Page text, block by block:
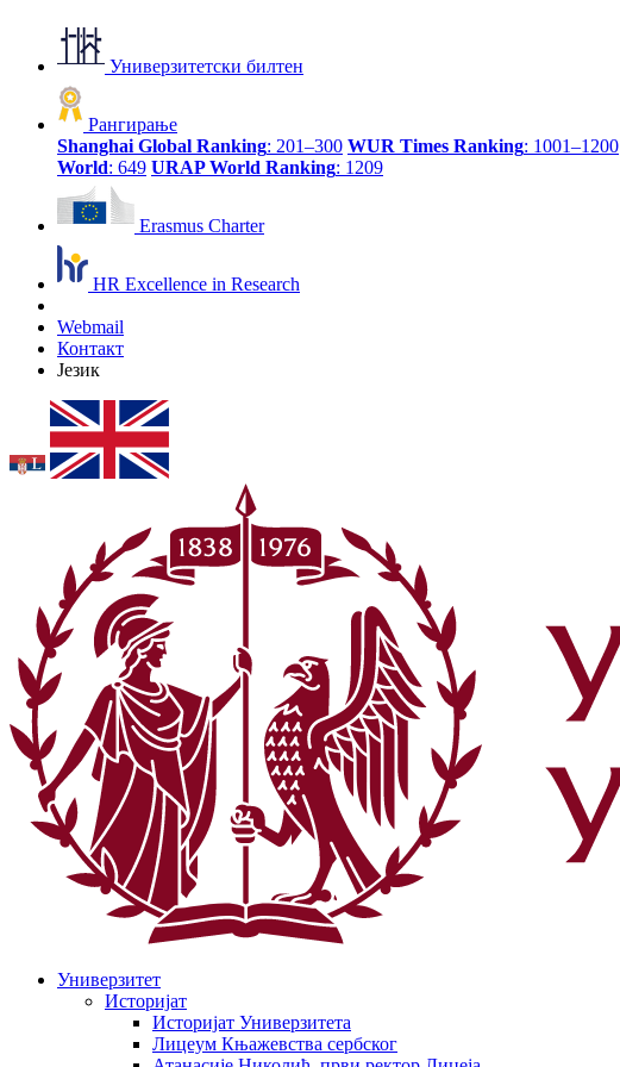
Универзитетски билтен
Рангирање
Shanghai Global Ranking: 201–300 WUR Times Ranking: 1001–1200
World: 649 URAP World Ranking: 1209
Erasmus Charter
HR Excellence in Research
Webmail
Контакт
Језик
Универзитет
Историјат
Историјат Универзитета
Лицеум Књажевства сербског